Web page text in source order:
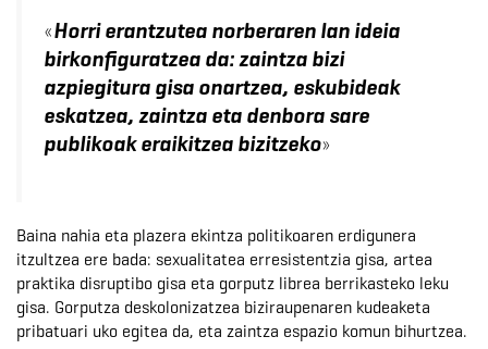
«Horri erantzutea norberaren lan ideia
birkonfiguratzea da: zaintza bizi
azpiegitura gisa onartzea, eskubideak
eskatzea, zaintza eta denbora sare
publikoak eraikitzea bizitzeko»
Baina nahia eta plazera ekintza politikoaren erdigunera
itzultzea ere bada: sexualitatea erresistentzia gisa, artea
praktika disruptibo gisa eta gorputz librea berrikasteko leku
gisa. Gorputza deskolonizatzea biziraupenaren kudeaketa
pribatuari uko egitea da, eta zaintza espazio komun bihurtzea.